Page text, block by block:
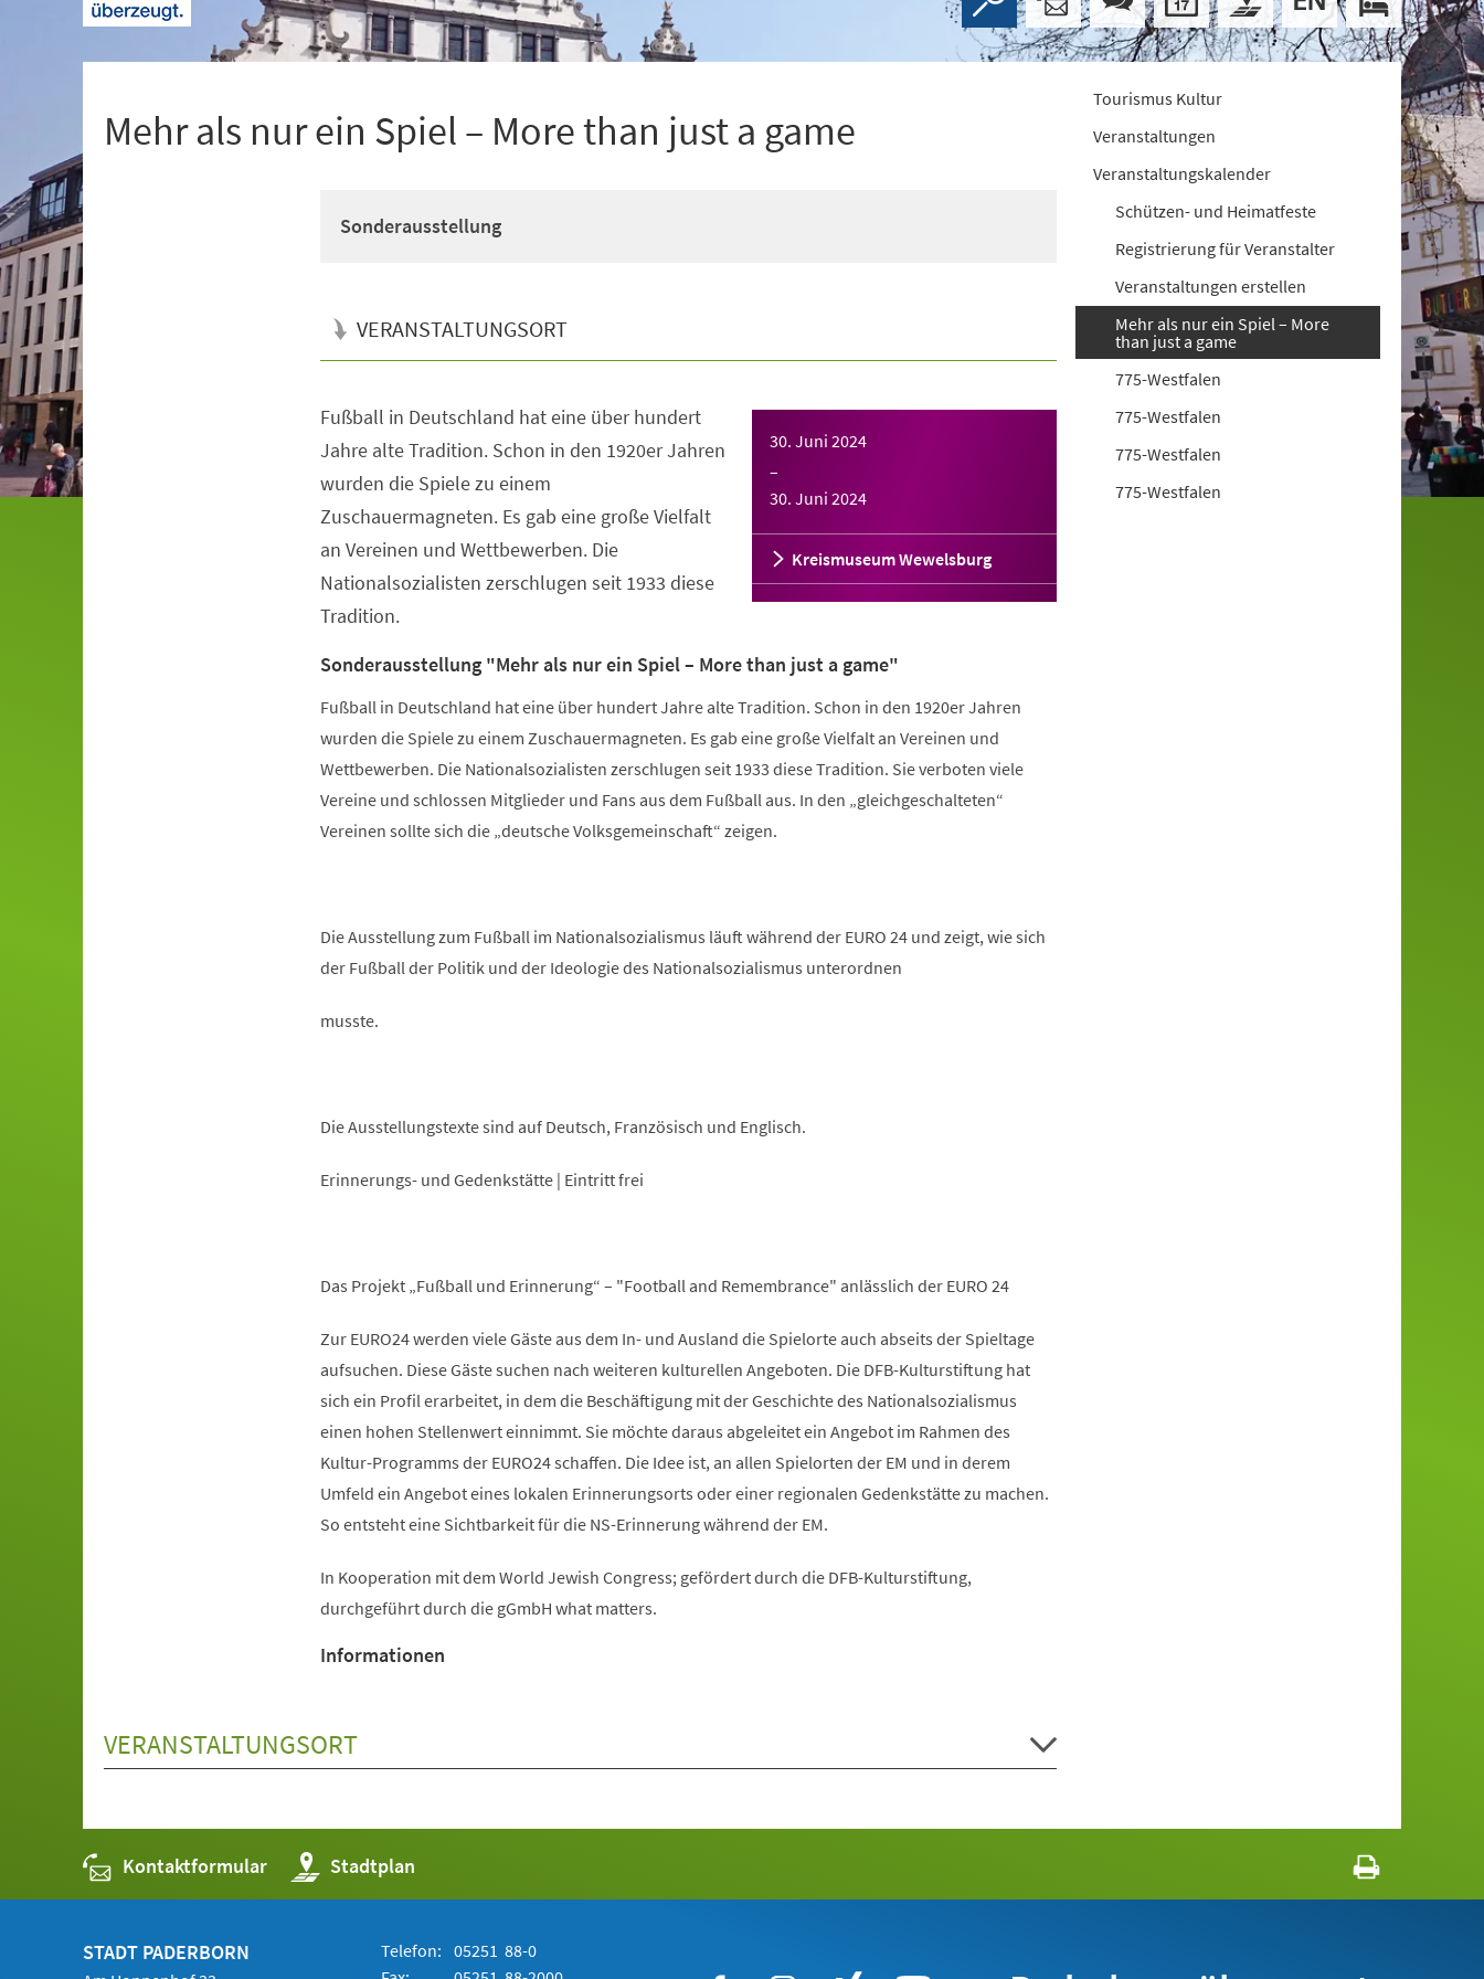
Mehr als nur ein Spiel – More than just a game
Sonderausstellung
VERANSTALTUNGSORT
30. Juni 2024
–
30. Juni 2024
Kreismuseum Wewelsburg
Fußball in Deutschland hat eine über hundert
Jahre alte Tradition. Schon in den 1920er Jahren
wurden die Spiele zu einem
Zuschauermagneten. Es gab eine große Vielfalt
an Vereinen und Wettbewerben. Die
Nationalsozialisten zerschlugen seit 1933 diese
Tradition.
Sonderausstellung "Mehr als nur ein Spiel – More than just a game"
Fußball in Deutschland hat eine über hundert Jahre alte Tradition. Schon in den 1920er Jahren
wurden die Spiele zu einem Zuschauermagneten. Es gab eine große Vielfalt an Vereinen und
Wettbewerben. Die Nationalsozialisten zerschlugen seit 1933 diese Tradition. Sie verboten viele
Vereine und schlossen Mitglieder und Fans aus dem Fußball aus. In den „gleichgeschalteten“
Vereinen sollte sich die „deutsche Volksgemeinschaft“ zeigen.
Die Ausstellung zum Fußball im Nationalsozialismus läuft während der EURO 24 und zeigt, wie sich
der Fußball der Politik und der Ideologie des Nationalsozialismus unterordnen
musste.
Die Ausstellungstexte sind auf Deutsch, Französisch und Englisch.
Erinnerungs- und Gedenkstätte | Eintritt frei
Das Projekt „Fußball und Erinnerung“ – "Football and Remembrance" anlässlich der EURO 24
Zur EURO24 werden viele Gäste aus dem In- und Ausland die Spielorte auch abseits der Spieltage
aufsuchen. Diese Gäste suchen nach weiteren kulturellen Angeboten. Die DFB-Kulturstiftung hat
sich ein Profil erarbeitet, in dem die Beschäftigung mit der Geschichte des Nationalsozialismus
einen hohen Stellenwert einnimmt. Sie möchte daraus abgeleitet ein Angebot im Rahmen des
Kultur-Programms der EURO24 schaffen. Die Idee ist, an allen Spielorten der EM und in derem
Umfeld ein Angebot eines lokalen Erinnerungsorts oder einer regionalen Gedenkstätte zu machen.
So entsteht eine Sichtbarkeit für die NS-Erinnerung während der EM.
In Kooperation mit dem World Jewish Congress; gefördert durch die DFB-Kulturstiftung,
durchgeführt durch die gGmbH what matters.
Informationen
VERANSTALTUNGSORT
Tourismus Kultur
Veranstaltungen
Veranstaltungskalender
Schützen- und Heimatfeste
Registrierung für Veranstalter
Veranstaltungen erstellen
Mehr als nur ein Spiel – More
than just a game
775-Westfalen
775-Westfalen
775-Westfalen
775-Westfalen
Kontaktformular Stadtplan
(Öffnet
in
einem
STADT PADERBORN Telefon: 05251 88-0